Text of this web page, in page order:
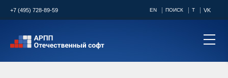
+7 (495) 728-89-59 EN ПОИСК T VK